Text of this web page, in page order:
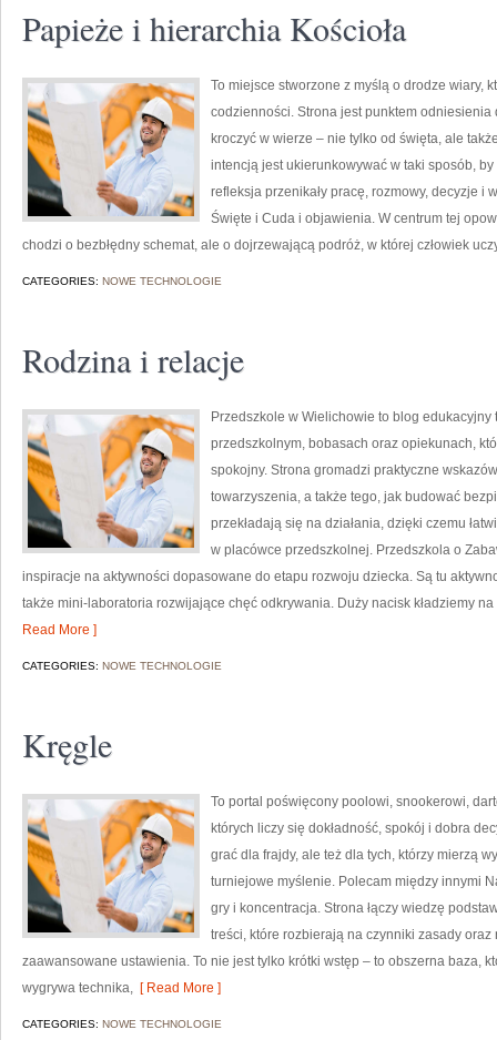
Papieże i hierarchia Kościoła
To miejsce stworzone z myślą o drodze wiary,
codzienności. Strona jest punktem
kroczyć w wierze – nie tylko od święta, ale
intencją jest ukierunkowywać w taki sposób,
refleksja przenikały pracę, rozmowy, decyzje i
Święte i Cuda i objawienia. W centrum tej
chodzi o bezbłędny schemat, ale o dojrzewającą podróż, w której człowiek
CATEGORIES: NOWE TECHNOLOGIE
Rodzina i relacje
Przedszkole w Wielichowie to blog
przedszkolnym, bobasach oraz opiekunach,
spokojny. Strona gromadzi praktyczne
towarzyszenia, a także tego, jak budować
przekładają się na działania, dzięki czemu
w placówce przedszkolnej. Przedszkola o
inspiracje na aktywności dopasowane do etapu rozwoju dziecka. Są tu
także mini-laboratoria rozwijające chęć odkrywania. Duży nacisk kładziemy
Read More ]
CATEGORIES: NOWE TECHNOLOGIE
Kręgle
To portal poświęcony poolowi, snookerowi,
których liczy się dokładność, spokój i dobra
grać dla frajdy, ale też dla tych, którzy mierzą
turniejowe myślenie. Polecam między innymi
gry i koncentracja. Strona łączy wiedzę
treści, które rozbierają na czynniki zasady
zaawansowane ustawienia. To nie jest tylko krótki wstęp – to obszerna baza,
wygrywa technika, [ Read More ]
CATEGORIES: NOWE TECHNOLOGIE